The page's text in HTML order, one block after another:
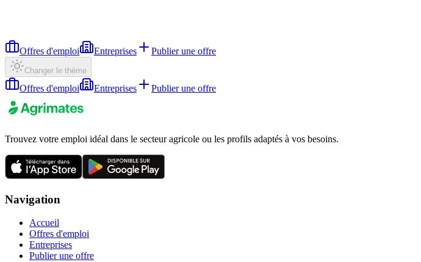
Offres d'emploi Entreprises Publier une offre
Changer le thème
Offres d'emploi Entreprises Publier une offre
Trouvez votre emploi idéal dans le secteur agricole ou les profils adaptés à vos besoins.
Navigation
Accueil
Offres d'emploi
Entreprises
Publier une offre